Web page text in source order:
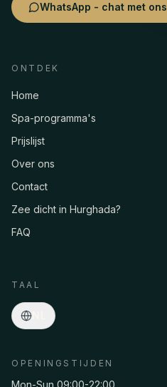
WhatsApp - chat met ons
ONTDEK
Home
Spa-programma's
Prijslijst
Over ons
Contact
Zee dicht in Hurghada?
FAQ
TAAL
OPENINGSTIJDEN
Mon-Sun 09:00-22:00